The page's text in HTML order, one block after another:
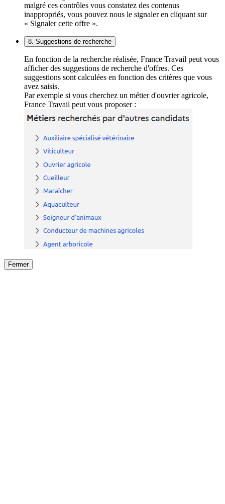
malgré ces contrôles vous constatez des contenus
inappropriés, vous pouvez nous le signaler en cliquant sur
« Signaler cette offre ».
8. Suggestions de recherche
En fonction de la recherche réalisée, France Travail peut vous
afficher des suggestions de recherche d'offres. Ces
suggestions sont calculées en fonction des critères que vous
avez saisis.
Par exemple si vous cherchez un métier d'ouvrier agricole,
France Travail peut vous proposer :
Fermer